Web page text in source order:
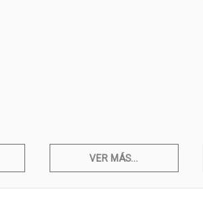
VER MÁS...